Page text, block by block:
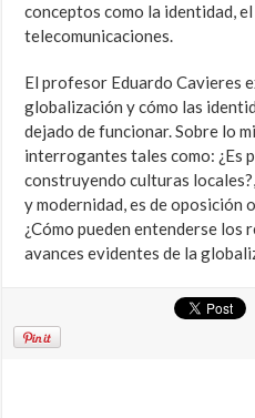
conceptos como la identidad,
telecomunicaciones.
El profesor Eduardo Cavieres
globalización y cómo las
dejado de funcionar. Sobre lo
interrogantes tales como: ¿Es
construyendo culturas
y modernidad, es de oposición
¿Cómo pueden entenderse
avances evidentes de la